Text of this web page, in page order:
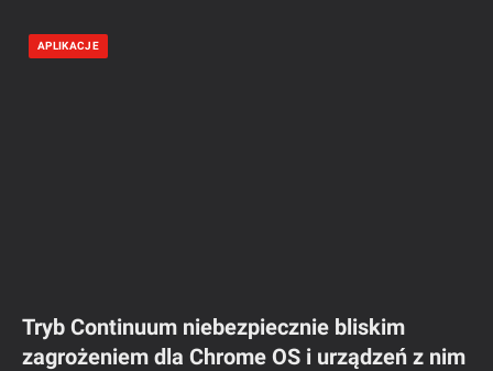
APLIKACJE
Tryb Continuum niebezpiecznie bliskim
zagrożeniem dla Chrome OS i urządzeń z nim